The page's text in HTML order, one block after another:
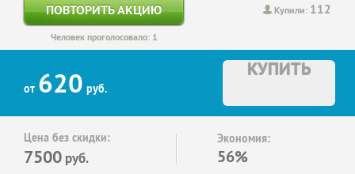
Купили: 112
ПОВТОРИТЬ АКЦИЮ
Человек проголосовало: 1
от 620 руб.
КУПИТЬ
Цена без скидки:
7500 руб.
Экономия:
56%